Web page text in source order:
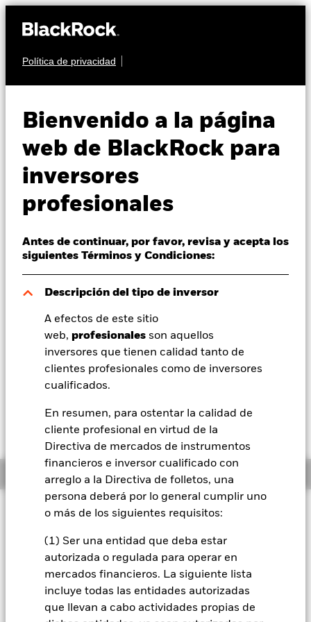
Política de privacidad
Bienvenido a la página
web de BlackRock para
inversores
profesionales
Antes de continuar, por favor, revisa y acepta los
siguientes Términos y Condiciones:
Descripción del tipo de inversor
A efectos de este sitio
web, profesionales son aquellos
inversores que tienen calidad tanto de
clientes profesionales como de inversores
cualificados.
En resumen, para ostentar la calidad de
cliente profesional en virtud de la
Directiva de mercados de instrumentos
financieros e inversor cualificado con
arreglo a la Directiva de folletos, una
persona deberá por lo general cumplir uno
o más de los siguientes requisitos:
(1) Ser una entidad que deba estar
autorizada o regulada para operar en
mercados financieros. La siguiente lista
incluye todas las entidades autorizadas
que llevan a cabo actividades propias de
Perspectivas
Visión de mercado
Educación
Profesionales
España
Change location
BlackRock
iShares
Nuestra compañía
Dec 2033 Term €
Corp UCITS ETF
EUR 5,21
Variación del valor liquidativo a 05 ago 2026
EUR 0,01 (0,10%)
Rentabilidad total medida con valor liquidativo a 04 ago 2026
0,58%
Rendimiento a peor a 04 ago 2026
3,84%
Información general
Filosofía de inversión
inversión, a través de una combinación de revalorización del
capital y rendimientos de los activos del Fondo, que refleje la
rentabilidad del Bloomberg MSCI December 2033 Maturity
EUR Corporate ESG Screened Index, el índice de referencia